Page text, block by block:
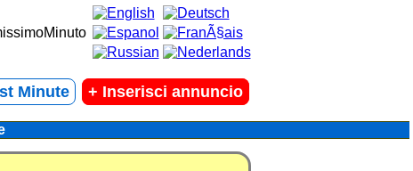
Minute + Inserisci annuncio